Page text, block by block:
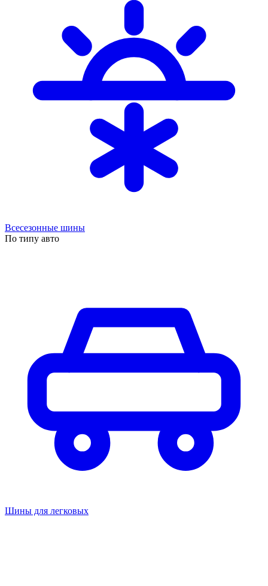
Всесезонные шины
По типу авто
Шины для легковых